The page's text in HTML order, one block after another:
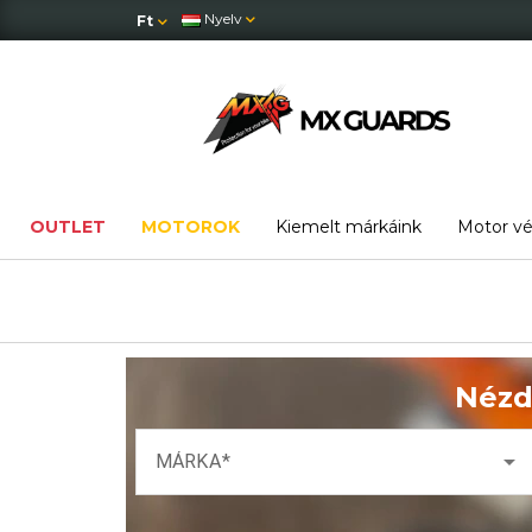
Ft Nyelv
OUTLET MOTOROK Kiemelt márkáink Motor
MÁRKA arrow_drop_down